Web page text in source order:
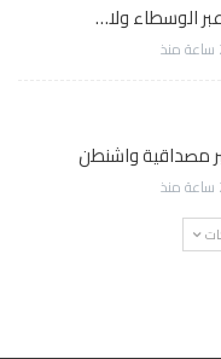
عبر الوسطاء ولا…
مصداقية واشنطن